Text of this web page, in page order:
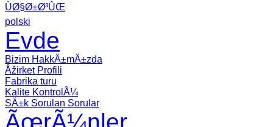
ÙØ§Ø±Ø³ÛŒ
polski
Evde
Bizim HakkÄ±mÄ±zda
Åžirket Profili
Fabrika turu
Kalite KontrolÃ¼
SÄ±k Sorulan Sorular